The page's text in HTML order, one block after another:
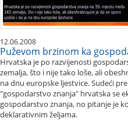
12.06.2008
Puževom brzinom ka
Hrvatska je po razvijenosti
zemalja, što i nije tako loše, ali
na dnu europske ljestvice. Sudeći
"gospodarstvo znanja" hrvatska se
gospodarstvo znanja, no pitanje je
deklarativnim željama.